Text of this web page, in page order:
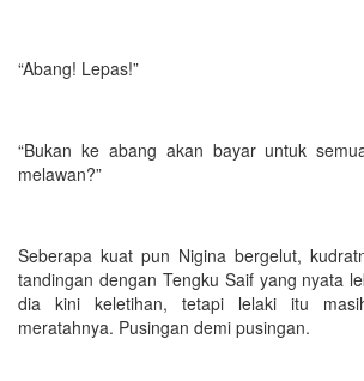
“Abang! Lepas!”
“Bukan ke abang akan bayar untuk
melawan?”
Seberapa kuat pun Nigina bergelut,
tandingan dengan Tengku Saif yang nyata
dia kini keletihan, tetapi lelaki itu
meratahnya. Pusingan demi pusingan.